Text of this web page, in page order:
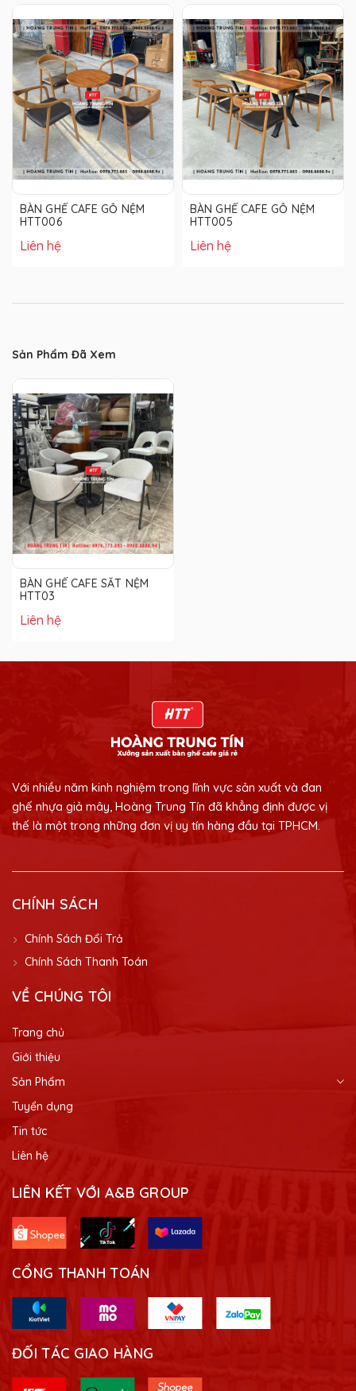
BÀN GHẾ CAFE GỖ NỆM
HTT006
Liên hệ
BÀN GHẾ CAFE GỖ NỆM
HTT005
Liên hệ
Sản Phẩm Đã Xem
BÀN GHẾ CAFE SẮT NỆM
HTT03
Liên hệ
Với nhiều năm kinh nghiệm trong lĩnh vực sản xuất và đan
ghế nhựa giả mây, Hoàng Trung Tín đã khẳng định được vị
thế là một trong những đơn vị uy tín hàng đầu tại TPHCM.
CHÍNH SÁCH
Chính Sách Đổi Trả
Chính Sách Thanh Toán
VỀ CHÚNG TÔI
Trang chủ
Giới thiệu
Sản Phẩm
Tuyển dụng
Tin tức
Liên hệ
LIÊN KẾT VỚI A&B GROUP
CỔNG THANH TOÁN
ĐỐI TÁC GIAO HÀNG